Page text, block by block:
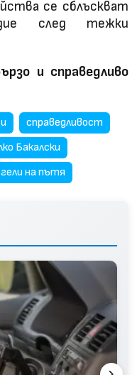
се сблъскват
след тежки
и справедливо
справедливост
Бакалски
на пътя